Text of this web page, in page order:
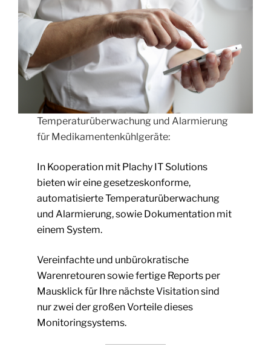
Temperaturüberwachung und Alarmierung
für Medikamentenkühlgeräte:
In Kooperation mit Plachy IT Solutions
bieten wir eine gesetzeskonforme,
automatisierte Temperaturüberwachung
und Alarmierung, sowie Dokumentation mit
einem System.
Vereinfachte und unbürokratische
Warenretouren sowie fertige Reports per
Mausklick für Ihre nächste Visitation sind
nur zwei der großen Vorteile dieses
Monitoringsystems.